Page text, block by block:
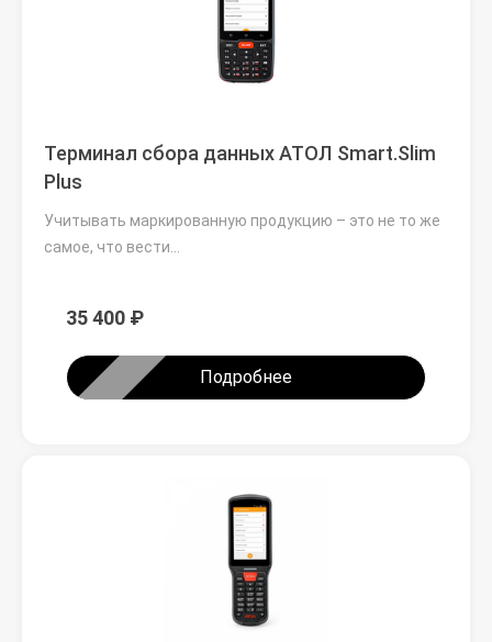
Терминал сбора данных АТОЛ Smart.Slim
Plus
Учитывать маркированную продукцию – это не то же
самое, что вести…
35 400 ₽
Подробнее